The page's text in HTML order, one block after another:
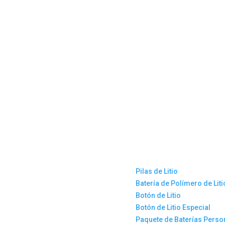
Pilas de Litio
Batería de Polímero de
Botón de Litio
Botón de Litio Especial
Paquete de Baterías